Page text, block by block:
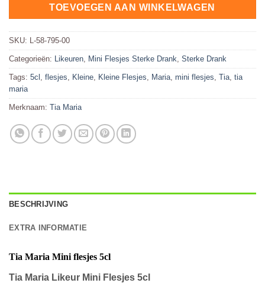
TOEVOEGEN AAN WINKELWAGEN
SKU: L-58-795-00
Categorieën: Likeuren Mini Flesjes Sterke Drank Sterke Drank
Tags: 5cl flesjes Kleine Kleine Flesjes Maria mini flesjes Tia tia
maria
Merknaam: Tia Maria
BESCHRIJVING
EXTRA INFORMATIE
Tia Maria Mini flesjes 5cl
Tia Maria Likeur Mini Flesjes 5cl